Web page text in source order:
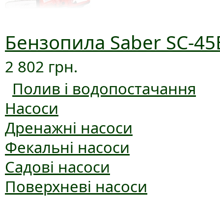
Бензопила Saber SC-
2 802 грн.
Полив і водопостачання
Насоси
Дренажні насоси
Фекальні насоси
Садові насоси
Поверхневі насоси